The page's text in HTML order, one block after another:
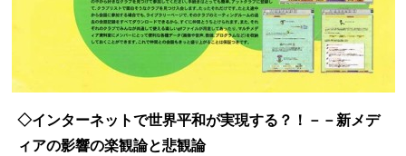
◇インターネットで世界平和が実現する？！－－新メデ
ィアの影響の楽観論と悲観論